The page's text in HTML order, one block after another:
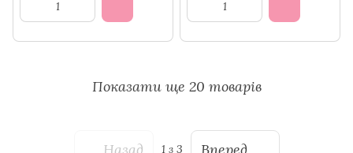
Показати ще 20 товарів
1з 3